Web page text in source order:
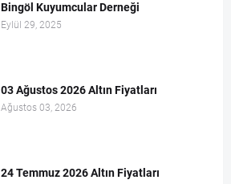
Bingöl Kuyumcular Derneği
Eylül 29, 2025
03 Ağustos 2026 Altın Fiyatları
Ağustos 03, 2026
24 Temmuz 2026 Altın Fiyatları